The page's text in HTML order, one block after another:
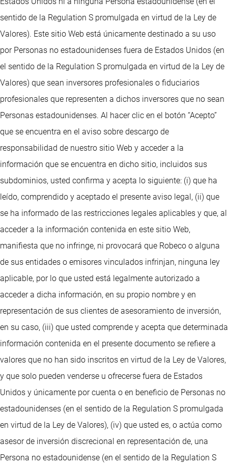
sentido de la Regulation S promulgada en virtud de la Ley de
Valores). Este sitio Web está únicamente destinado a su uso
por Personas no estadounidenses fuera de Estados Unidos (en
el sentido de la Regulation S promulgada en virtud de la Ley de
Valores) que sean inversores profesionales o fiduciarios
profesionales que representen a dichos inversores que no sean
Personas estadounidenses. Al hacer clic en el botón “Acepto”
que se encuentra en el aviso sobre descargo de
responsabilidad de nuestro sitio Web y acceder a la
información que se encuentra en dicho sitio, incluidos sus
subdominios, usted confirma y acepta lo siguiente: (i) que ha
leído, comprendido y aceptado el presente aviso legal, (ii) que
se ha informado de las restricciones legales aplicables y que, al
acceder a la información contenida en este sitio Web,
manifiesta que no infringe, ni provocará que Robeco o alguna
de sus entidades o emisores vinculados infrinjan, ninguna ley
aplicable, por lo que usted está legalmente autorizado a
acceder a dicha información, en su propio nombre y en
representación de sus clientes de asesoramiento de inversión,
en su caso, (iii) que usted comprende y acepta que determinada
información contenida en el presente documento se refiere a
valores que no han sido inscritos en virtud de la Ley de Valores,
y que solo pueden venderse u ofrecerse fuera de Estados
Unidos y únicamente por cuenta o en beneficio de Personas no
estadounidenses (en el sentido de la Regulation S promulgada
en virtud de la Ley de Valores), (iv) que usted es, o actúa como
asesor de inversión discrecional en representación de, una
Persona no estadounidense (en el sentido de la Regulation S